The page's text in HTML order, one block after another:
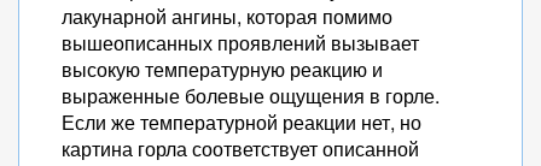
лакунарной ангины, которая помимо
вышеописанных проявлений вызывает
высокую температурную реакцию и
выраженные болевые ощущения в горле.
Если же температурной реакции нет, но
картина горла соответствует описанной